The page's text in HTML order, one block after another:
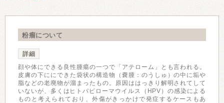
粉瘤について
詳細
顔や体にできる良性腫瘍の一つで「アテローム」とも言われる。
皮膚の下ににできた袋状の構造物（嚢腫：のうしゅ）の中に垢や
脂などの老廃物が溜まったもの。原因ははっきり解明されてして
いないが、多くはヒトパピローマウイルス（HPV）の感染による
ものと考えられており、外傷がきっかけで発症するケースもあ